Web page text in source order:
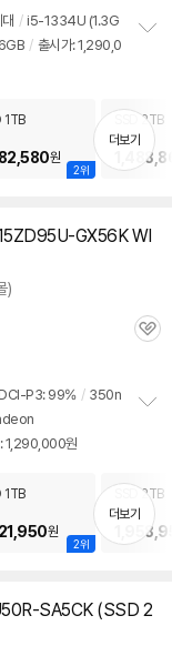
/ i5-1334U (1.3G
/ 출시가: 1,290,0
치
기
2위
1TB
원
SSD 2TB
더보기
GX56K WI
)
관
P3: 99% / 350n
1,290,000원
치
기
2위
1TB
원
SSD 2TB
더보기
SA5CK (SSD 2
세부정보 열기/접기